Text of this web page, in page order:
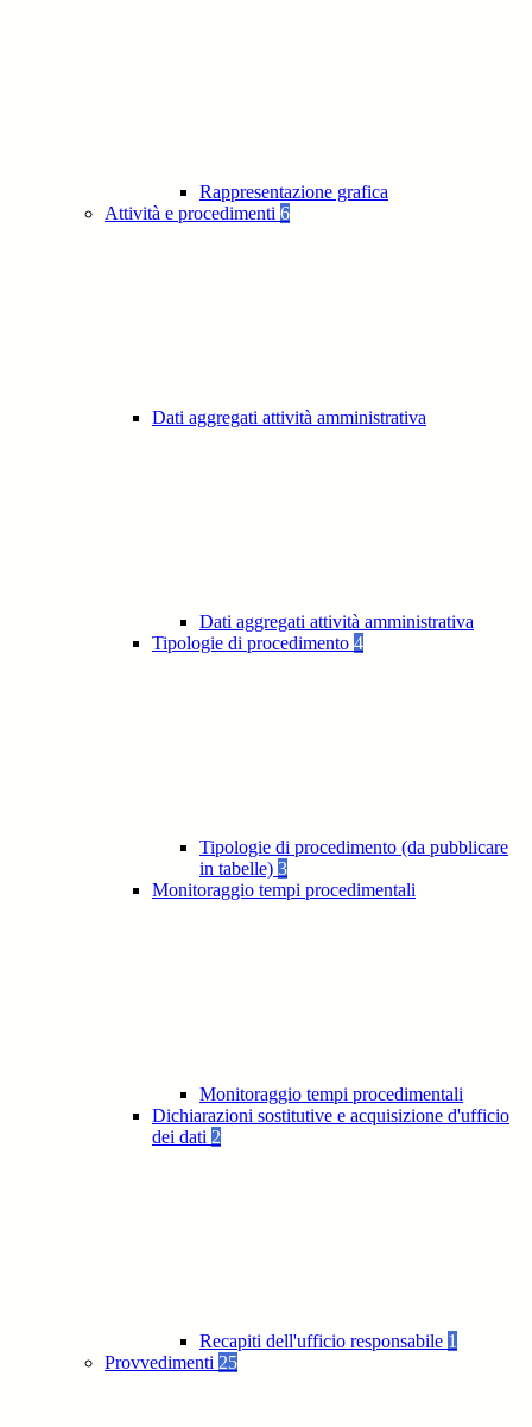
Rappresentazione grafica
Attività e procedimenti 6
Dati aggregati attività amministrativa
Dati aggregati attività amministrativa
Tipologie di procedimento 4
Tipologie di procedimento (da pubblicare
in tabelle) 3
Monitoraggio tempi procedimentali
Monitoraggio tempi procedimentali
Dichiarazioni sostitutive e acquisizione d'ufficio
dei dati 2
Recapiti dell'ufficio responsabile 1
Provvedimenti 25